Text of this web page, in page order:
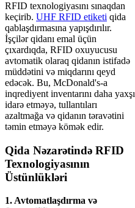
RFID texnologiyasını sınaqdan
keçirib. UHF RFID etiketi qida
qablaşdırmasına yapışdırılır.
İşçilər qidanı emal üçün
çıxardıqda, RFID oxuyucusu
avtomatik olaraq qidanın istifadə
müddətini və miqdarını qeyd
edəcək. Bu, McDonald's-a
inqrediyent inventarını daha yaxşı
idarə etməyə, tullantıları
azaltmağa və qidanın təravətini
təmin etməyə kömək edir.
Qida Nəzarətində RFID
Texnologiyasının
Üstünlükləri
1. Avtomatlaşdırma və